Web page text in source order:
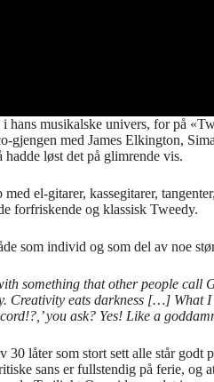
musikalske univers, for på
med James Elkington,
løst det på glimrende vis.
el-gitarer, kassegitarer,
forfriskende og klassisk Tweedy.
som individ og som del av noe
something that other people
Creativity eats darkness […]
you ask? Yes! Like a
30 låter som stort sett alle står
sans er fullstendig på ferie,